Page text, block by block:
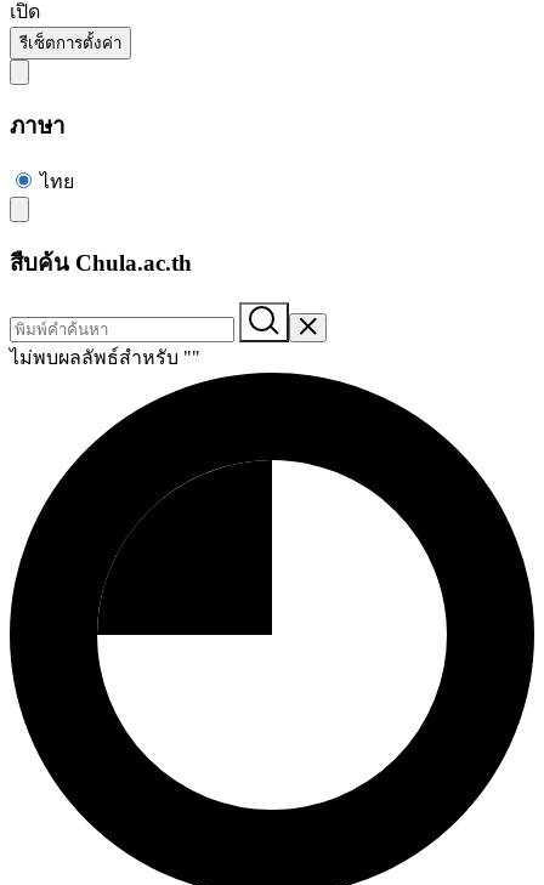
เปิด
รีเซ็ตการตั้งค่า
ภาษา
ไทย
สืบค้น Chula.ac.th
ไม่พบผลลัพธ์สำหรับ ""